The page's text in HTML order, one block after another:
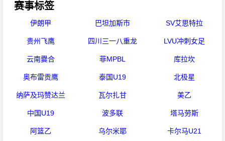
赛事标签
伊朗甲 巴坦加斯市 SV艾思特拉
贵州飞鹰 四川三一八重龙 LVU冲刺女足
云南爨合 菲MPBL 库拉坎
奥布雷贡鹰 泰国U19 北极星
纳萨及玛赞达兰 瓦尔扎甘 美乙
中国U19 波多联 塔马劳斯
阿篮乙 乌尔米耶 卡尔马U21